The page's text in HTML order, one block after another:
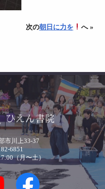
次の朝日に力を へ »
市川上33-37
6851
（月〜土）